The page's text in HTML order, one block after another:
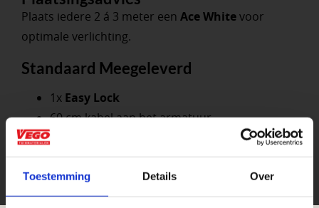
Toestemming Details Over
Plaats iedere 2 á 3 meter een Ace Whitevoor
optimale verlichting.
Standaard Meegeleverd
1x Easy Lock
60 cm kabel aan het armatuur
1x grondpen
2x nylon plug
2x schroeven
1x Torx sleutel